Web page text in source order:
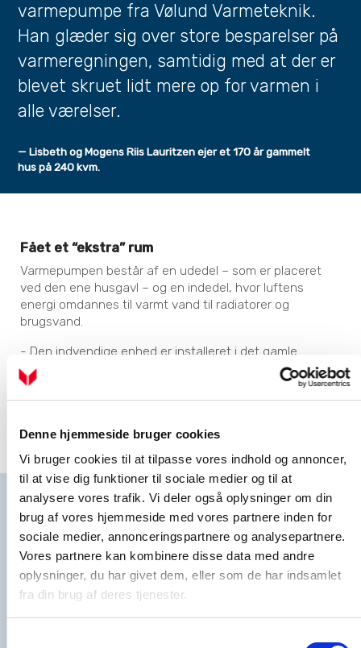
Denne hjemmeside bruger cookies
Vi bruger cookies til at tilpasse vores indhold og annoncer,
til at vise dig funktioner til sociale medier og til at
analysere vores trafik. Vi deler også oplysninger om din
brug af vores hjemmeside med vores partnere inden for
sociale medier, annonceringspartnere og analysepartnere.
Vores partnere kan kombinere disse data med andre
oplysninger, du har givet dem, eller som de har indsamlet
fra din brug af deres tjenester.
varmepumpe fra Vølund Varmeteknik.
Han glæder sig over store besparelser på
varmeregningen, samtidig med at der er
blevet skruet lidt mere op for varmen i
alle værelser.
— Lisbeth og Mogens Riis Lauritzen ejer et 170 år gammelt
hus på 240 kvm.
Fået et “ekstra” rum
Varmepumpen består af en udedel – som er placeret
ved den ene husgavl – og en indedel, hvor luftens
energi omdannes til varmt vand til radiatorer og
brugsvand.
- Den indvendige enhed er installeret i det gamle
fyrrum, hvor oliefyret og olietanken fyldte temmelig
meget. Det lugtede heller ikke så godt. Nu er indeklimaet
til gengæld behageligt, og mit lille værksted kan brede
her hygger jeg mig med børnebørnene og vores små
byggeprojekter, siger Mogens Riis Lauritzen med et smil.
Få hele pakken hos Vølund Varmeteknik
står klar med rådgivning og sparring, når du skal vælge,
hvilken varmeløsning der er den rigtige for dig. Vælger du
en varmepumpeløsning, hjælper vi dig med at
der passer til netop dit behov. Og når din varmepumpe
først er installeret, har du tryghed i form af kompetent